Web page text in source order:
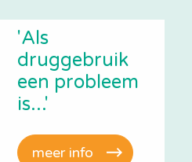
'Als
druggebruik
een probleem
is...'
meer info